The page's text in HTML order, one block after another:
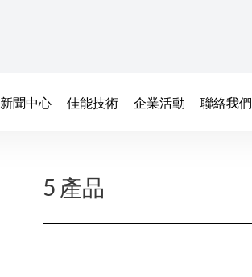
新聞中心 佳能技術 企業活動 聯絡我們
5 產品